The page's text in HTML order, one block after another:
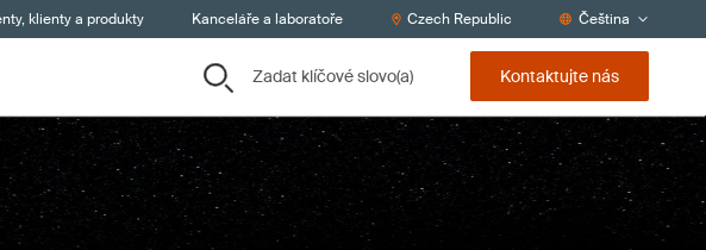
klienty a produkty Kanceláře a laboratoře Czech Republic Čeština
Zadat klíčové slovo(a) Kontaktujte nás